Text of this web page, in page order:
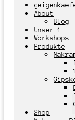
About
Blog
Unser 1
Workshops
Produkte
Shop